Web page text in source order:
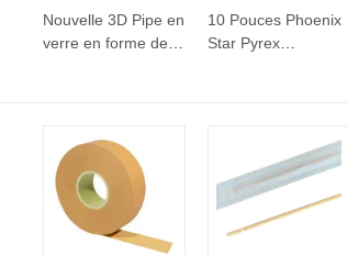
Nouvelle 3D Pipe en
verre en forme de
fumage en verre
épais Accessoires
de pipe en verre
pratique Pipe à eau
10 Pouces Phoenix
Star Pyrex
Fumer Pipe à Eau
Soufflée à la Main
Verre Pipe à Eau
Vente en Gros